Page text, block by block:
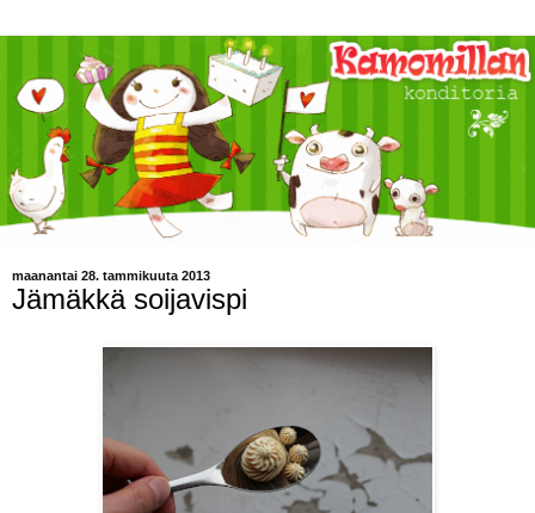
maanantai 28. tammikuuta 2013
Jämäkkä soijavispi